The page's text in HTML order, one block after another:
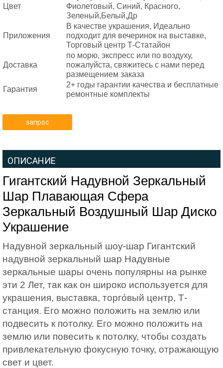
Цвет
Фиолетовый, Синий, Красного,
Зеленый,Белый,Др
Приложения
В качестве украшения, Идеально
подходит для вечеринок на выставке,
Торговый центр Т-Статайон
Доставка
по морю, экспресс или по воздуху,
пожалуйста, свяжитесь с нами перед
размещением заказа
Гарантия
2+ годы гарантии качества и бесплатные
ремонтные комплекты
запрос
ОПИСАНИЕ
Гигантский Надувной Зеркальный
Шар Плавающая Сфера
Зеркальный Воздушный Шар Диско
Украшение
Надувной зеркальный шоу-шар Гигантский
надувной зеркальный шар Надувные
зеркальные шары очень популярны на рынке
эти 2 Лет, так как он широко используется для
украшения, выставка, торго́вый центр, Т-
станция. Его можно положить на землю или
подвесить к потолку. Его можно положить на
землю или повесить к потолку, чтобы создать
привлекательную фокусную точку, отражающую
свет и цвет.